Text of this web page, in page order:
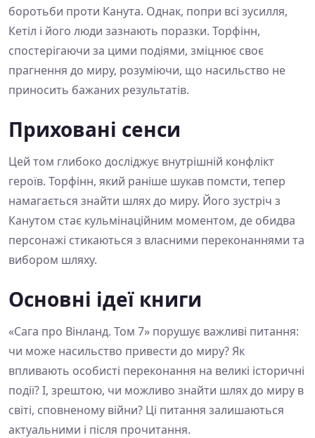
боротьби проти Канута. Однак, попри всі зусилля,
Кетіл і його люди зазнають поразки. Торфінн,
спостерігаючи за цими подіями, зміцнює своє
прагнення до миру, розуміючи, що насильство не
приносить бажаних результатів.
Приховані сенси
Цей том глибоко досліджує внутрішній конфлікт
героїв. Торфінн, який раніше шукав помсти, тепер
намагається знайти шлях до миру. Його зустріч з
Канутом стає кульмінаційним моментом, де обидва
персонажі стикаються з власними переконаннями та
вибором шляху.
Основні ідеї книги
«Сага про Вінланд. Том 7» порушує важливі питання:
чи може насильство привести до миру? Як
впливають особисті переконання на великі історичні
події? І, зрештою, чи можливо знайти шлях до миру в
світі, сповненому війни? Ці питання залишаються
актуальними і після прочитання.